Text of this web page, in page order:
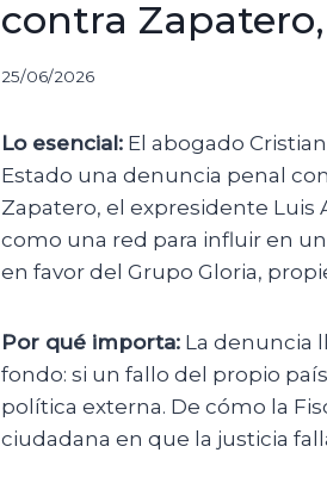
contra Zapatero,
25/06/2026
Lo esencial: El abogado
Estado una denuncia penal
Zapatero, el expresidente Luis
como una red para influir en
en favor del Grupo Gloria,
Por qué importa: La denuncia
fondo: si un fallo del propio
política externa. De cómo la
ciudadana en que la justicia